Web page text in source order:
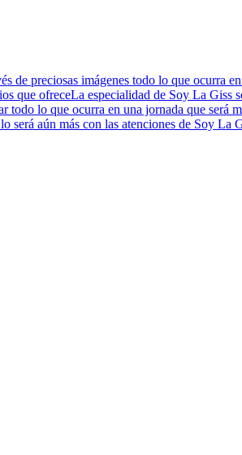
de preciosas imágenes todo lo que ocurra
que ofreceLa especialidad de Soy La Giss
todo lo que ocurra en una jornada que será
aún más con las atenciones de Soy La